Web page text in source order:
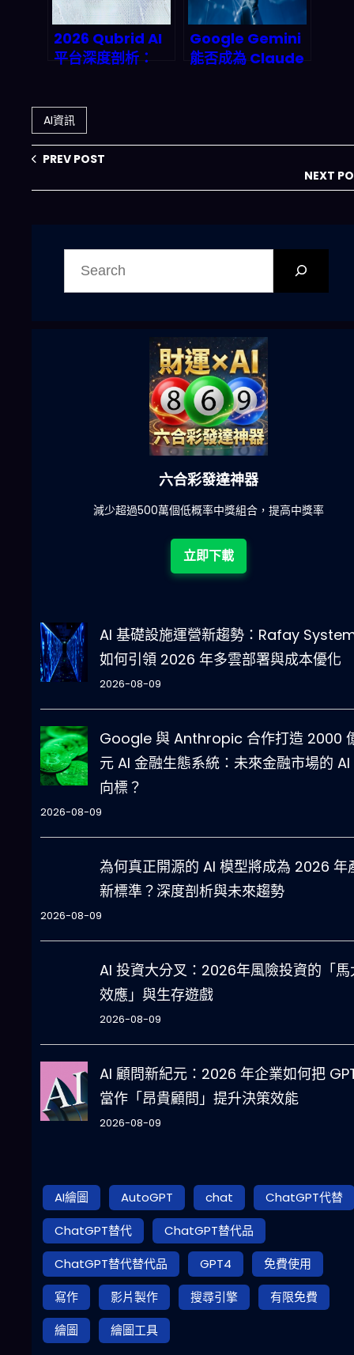
2026 Qubrid AI
平台深度剖析：
接入企業代理如何
讓成本腰斬、延遲
歸零？產業鏈長遠
Google Gemini
能否成為 Claude
AI資訊
PREV POST
NEXT
六合彩發達神器
減少超過500萬個低概率中獎組合，提高中獎率
立即下載
AI 基礎設施運營新趨勢：Rafay
如何引領 2026 年多雲部署與成本優化
2026-08-09
Google 與 Anthropic 合作打造 2000
元 AI 金融生態系統：未來金融市場的 AI
向標？
2026-08-09
為何真正開源的 AI 模型將成為 2026 年
新標準？深度剖析與未來趨勢
2026-08-09
AI 投資大分叉：2026年風險投資的「馬
效應」與生存遊戲
2026-08-09
AI 顧問新紀元：2026 年企業如何把
當作「昂貴顧問」提升決策效能
2026-08-09
AI繪圖 AutoGPT chat
ChatGPT代替
ChatGPT替代
ChatGPT替代品
ChatGPT替代替代品
GPT4
免費使用
寫作
影片製作 搜尋引擎
有限免費
繪圖
繪圖工具